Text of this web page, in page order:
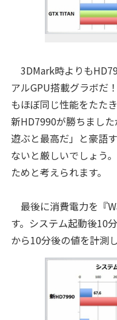
3DMark時よりも
アルGPU搭載グラボだ
もほぼ同じ性能をたた
新HD7990が勝ちまし
遊ぶと最高だ」と豪語
ないと厳しいでしょう
ためと考えられます。
最後に消費電力を『
す。システム起動後10
から10分後の値を計測